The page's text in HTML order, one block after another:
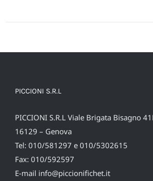
PICCIONI S.R.L
PICCIONI S.R.L Viale Brigata Bisagno
16129 – Genova
Tel: 010/581297 e 010/5302615
Fax: 010/592597
E-mail info@piccionifichet.it